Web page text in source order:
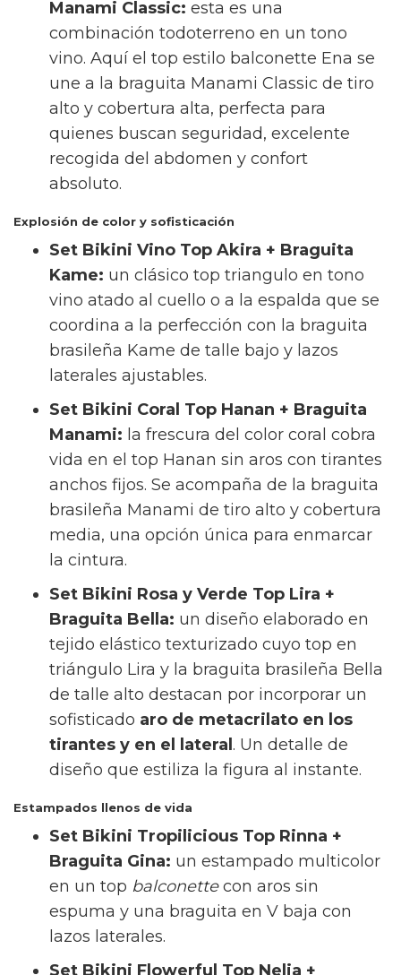
Set Bikini Negro Top Hanan + Braguita
Gina: el negro es un básico insustituible.
El top Hanan ofrece un escote en V con
tirantes anchos y cierre ajustable
mediante cordones. Junto a la braguita
Gina de corte en V baja, conforma una
silueta atrevida, estilizada y sumamente
Set Bikini Negro Top Ena + Braguita
Gala:para quienes buscan sujeción en el
pecho sin renunciar al estilo está el top
Ena de patrónbalconette , que incluye
aros y foam extraíble. Mientras que la
braguita Gala tiene un corte clásico de
tiro medio y cobertura media.
Set Bikini Vino Top Ena + Braguita
Manami Classic:esta es una
combinación todoterreno en un tono
vino. Aquí el top estilo balconette Ena se
une a la braguita Manami Classic de tiro
alto y cobertura alta, perfecta para
quienes buscan seguridad, excelente
recogida del abdomen y confort
absoluto.
Explosión de color y sofisticación
Set Bikini Vino Top Akira + Braguita
Kame:
un clásico top triangulo en tono
vino atado al cuello o a la espalda que se
coordina a la perfección con la braguita
brasileña Kame de talle bajo y lazos
laterales ajustables.
Set Bikini Coral Top Hanan + Braguita
Manami: la frescura del color coral cobra
vida en el top Hanan sin aros con tirantes
anchos fijos. Se acompaña de la braguita
brasileña Manami de tiro alto y cobertura
media, una opción única para enmarcar